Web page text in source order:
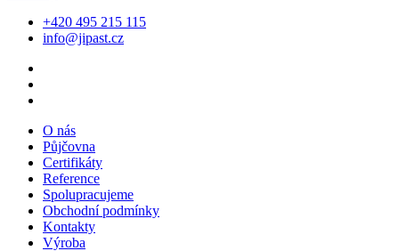
+420 495 215 115
info@jipast.cz
O nás
Půjčovna
Certifikáty
Reference
Spolupracujeme
Obchodní podmínky
Kontakty
Výroba